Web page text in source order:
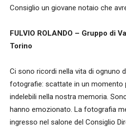
Consiglio un giovane notaio che
FULVIO ROLANDO – Gruppo di
Torino
Ci sono ricordi nella vita di ognuno
fotografie: scattate in un momento
indelebili nella nostra memoria.
hanno emozionato. La fotografia
ingresso nel salone del Consiglio